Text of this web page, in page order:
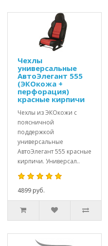
Чехлы
универсальные
АвтоЭлегант 555
(ЭКОкожа +
перфорация)
красные кирпичи
Чехлы из ЭКОкожи с
поясничной
поддержкой
универсальные
АвтоЭлегант 555 красные
кирпичи. Универсал..
4899 руб.